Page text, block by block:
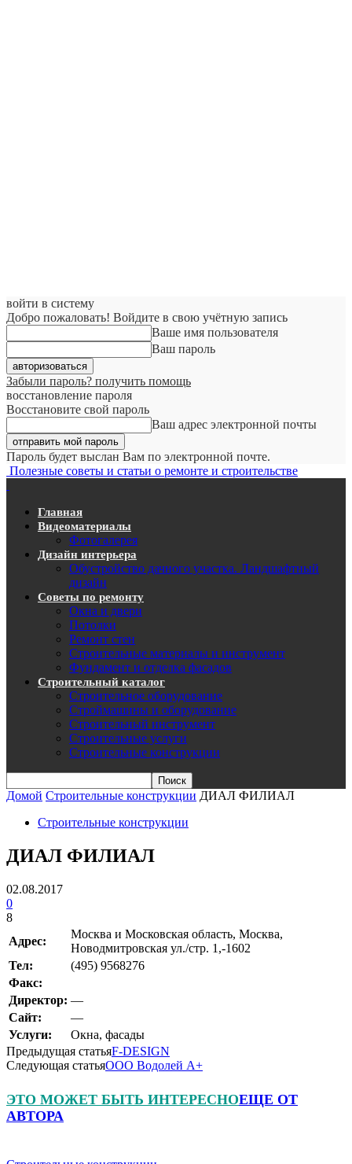
войти в систему
Добро пожаловать! Войдите в свою учётную запись
Ваше имя пользователя
Ваш пароль
Забыли пароль? получить помощь
восстановление пароля
Восстановите свой пароль
Ваш адрес электронной почты
Пароль будет выслан Вам по электронной почте.
Полезные советы и статьи о ремонте и строительстве
Главная
Видеоматериалы
Фотогалерея
Дизайн интерьера
Обустройство дачного участка. Ландшафтный
дизайн
Советы по ремонту
Окна и двери
Потолки
Ремонт стен
Строительные материалы и инструмент
Фундамент и отделка фасадов
Строительный каталог
Строительное оборудование
Строймашины и оборудование
Строительный инструмент
Строительные услуги
Строительные конструкции
Домой Строительные конструкции ДИАЛ ФИЛИАЛ
Строительные конструкции
ДИАЛ ФИЛИАЛ
02.08.2017
0
8
Адрес:
Москва и Московская область, Москва,
Новодмитровская ул./стр. 1,-1602
Teл:
(495) 9568276
Факс:
Директор: —
Сайт:
—
Услуги:
Окна, фасады
Предыдущая статьяF-DESIGN
Следующая статьяООО Водолей А+
ЭТО МОЖЕТ БЫТЬ ИНТЕРЕСНОЕЩЕ ОТ
АВТОРА